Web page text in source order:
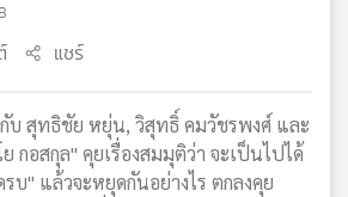
แชร์
บ สุทธิชัย หยุ่น, วิสุทธิ์ คมวัชรพงศ์ และ
กอสกุล" คุยเรื่องสมมุติว่า จะเป็นไปได้
บ" แล้วจะหยุดกันอย่างไร ตกลงคุย